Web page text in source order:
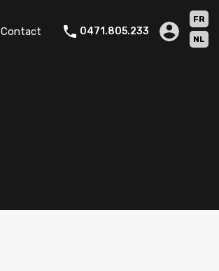
Contact 0471.805.233
FR
NL